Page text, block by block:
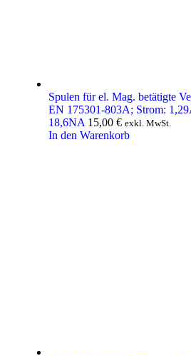
Spulen für el. Mag. betätigte
EN 175301-803A; Strom:
18,6NA 15,00 € exkl. MwSt.
In den Warenkorb